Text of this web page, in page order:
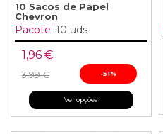
10 Sacos de Papel
Chevron
Pacote: 10 uds
1,96 €
3,99 € -51%
Ver opções